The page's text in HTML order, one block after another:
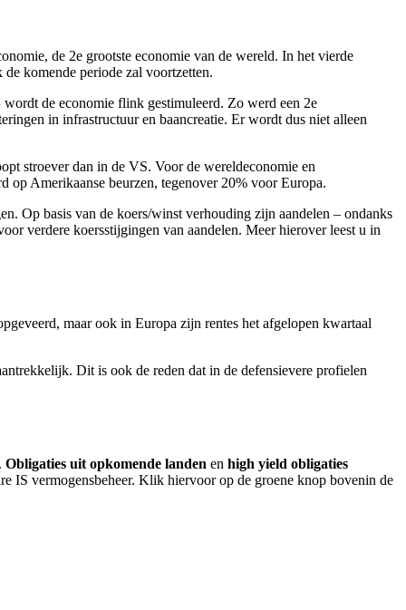
de 2e grootste economie van de wereld. In het vierde
komende periode zal voortzetten.
wordt de economie flink gestimuleerd. Zo werd een 2e
in infrastructuur en baancreatie. Er wordt dus niet alleen
stroever dan in de VS. Voor de wereldeconomie en
op Amerikaanse beurzen, tegenover 20% voor Europa.
Op basis van de koers/winst verhouding zijn aandelen – ondanks
verdere koersstijgingen van aandelen. Meer hierover leest u in
maar ook in Europa zijn rentes het afgelopen kwartaal
Dit is ook de reden dat in de defensievere profielen
Obligaties uit opkomende landen en high yield obligaties
IS vermogensbeheer. Klik hiervoor op de groene knop bovenin de